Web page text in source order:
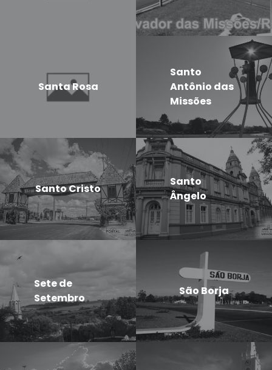
Santa Rosa
Santo
Antônio das
Missões
Santo Cristo
Santo
Ângelo
Sete de
Setembro
São Borja